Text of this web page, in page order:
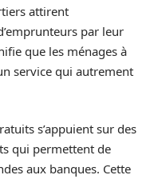
attirent
par leur
que les ménages à
service qui autrement
s’appuient sur des
qui permettent de
aux banques. Cette